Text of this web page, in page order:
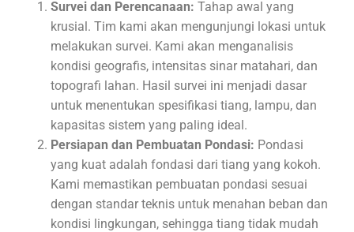
Survei dan Perencanaan: Tahap awal yang
krusial. Tim kami akan mengunjungi lokasi untuk
melakukan survei. Kami akan menganalisis
kondisi geografis, intensitas sinar matahari, dan
topografi lahan. Hasil survei ini menjadi dasar
untuk menentukan spesifikasi tiang, lampu, dan
kapasitas sistem yang paling ideal.
Persiapan dan Pembuatan Pondasi: Pondasi
yang kuat adalah fondasi dari tiang yang kokoh.
Kami memastikan pembuatan pondasi sesuai
dengan standar teknis untuk menahan beban dan
kondisi lingkungan, sehingga tiang tidak mudah